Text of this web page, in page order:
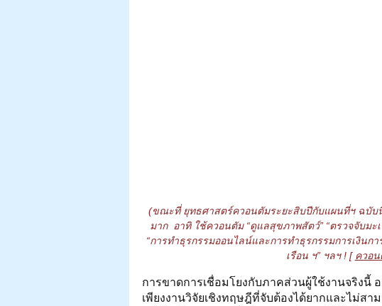
(ขณะที่ ยุทธศาสตร์ควอนตัมระยะสิบปีกับแผนที่ฯ ฉบับ
มาก  อาทิ ใช้ควอนตัม “ดูแลสุขภาพสัตว์” “ตรวจจับม
“การทำธุรกรรมออนไลน์และการทำธุรกรรมการเงินก
เรือน ฯ” ฯลฯ ! [ ควอ
การขาดการเชื่อมโยงกับภาคส่วนผู้ใช้งานจริงนี้
เพียงงานวิจัยเชิงทฤษฎีที่จับต้องได้ยากและไม่ส